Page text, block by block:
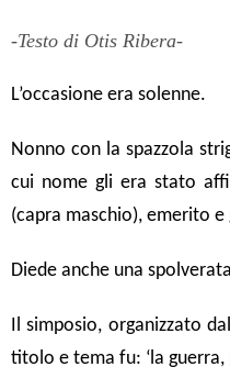
-Testo di Otis Ribera-
L’occasione era solenne.
Nonno con la spazzola
cui nome gli era stato
(capra maschio), emerito
Diede anche una
Il simposio, organizzato
titolo e tema fu: ‘la guerra,